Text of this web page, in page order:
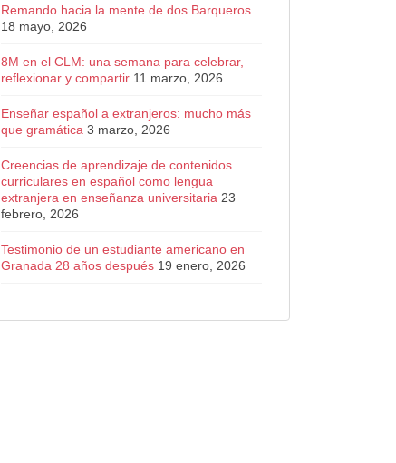
Remando hacia la mente de dos Barqueros
18 mayo, 2026
8M en el CLM: una semana para celebrar,
reflexionar y compartir 11 marzo, 2026
Enseñar español a extranjeros: mucho más
que gramática 3 marzo, 2026
Creencias de aprendizaje de contenidos
curriculares en español como lengua
extranjera en enseñanza universitaria 23
febrero, 2026
Testimonio de un estudiante americano en
Granada 28 años después 19 enero, 2026